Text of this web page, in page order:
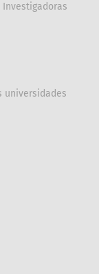
universidades